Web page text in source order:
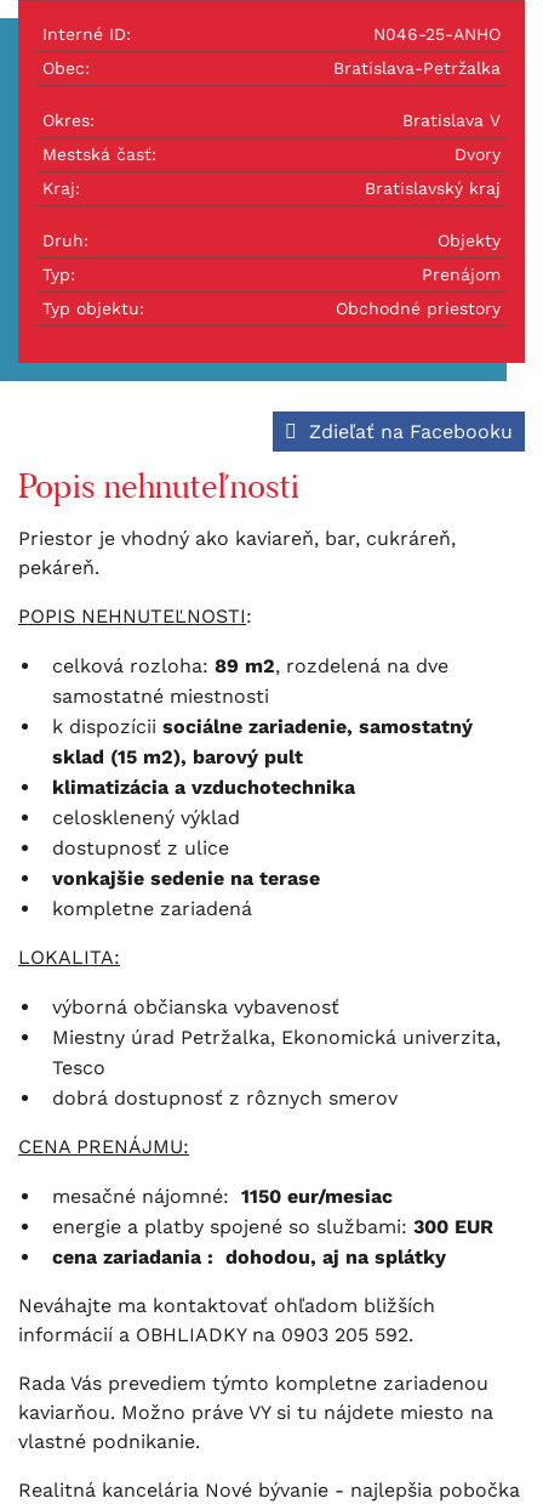
Interné ID:
N046-25-ANHO
Obec:
Bratislava-Petržalka
Okres:
Bratislava V
Mestská časť:
Dvory
Kraj:
Bratislavský kraj
Druh:
Objekty
Typ:
Prenájom
Typ objektu:
Obchodné priestory
Popis nehnuteľnosti
Zdieľať na Facebooku
Priestor je vhodný ako kaviareň, bar, cukráreň,
pekáreň.
POPIS NEHNUTEĽNOSTI:
celková rozloha: 89 m2, rozdelená na dve
samostatné miestnosti
k dispozícii sociálne zariadenie, samostatný
sklad (15 m2), barový pult
klimatizácia a vzduchotechnika
celosklenený výklad
dostupnosť z ulice
vonkajšie sedenie na terase
kompletne zariadená
LOKALITA:
výborná občianska vybavenosť
Miestny úrad Petržalka, Ekonomická univerzita,
Tesco
dobrá dostupnosť z rôznych smerov
CENA PRENÁJMU:
mesačné nájomné: 1150 eur/mesiac
energie a platby spojené so službami: 300 EUR
cena zariadania : dohodou, aj na splátky
Neváhajte ma kontaktovať ohľadom bližších
informácií a OBHLIADKY na 0903 205 592.
Rada Vás prevediem týmto kompletne zariadenou
kaviarňou. Možno práve VY si tu nájdete miesto na
vlastné podnikanie.
Realitná kancelária Nové bývanie - najlepšia pobočka